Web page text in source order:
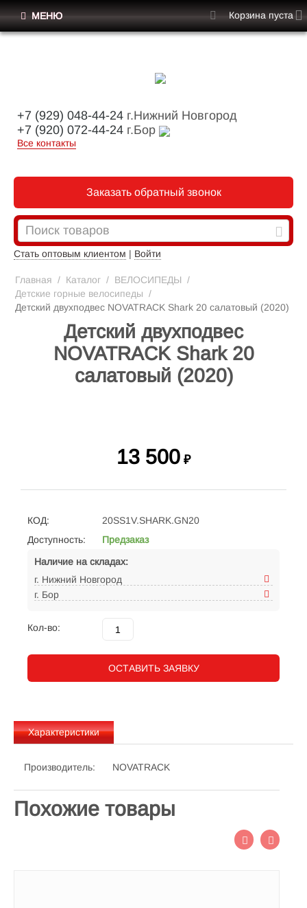
+7 (929) 048-44-24 г.Нижний Новгород
+7 (920) 072-44-24 г.Бор
Все контакты
Заказать обратный звонок
Стать оптовым клиентом | Войти
МЕНЮ Корзина пуста
Главная / Каталог / ВЕЛОСИПЕДЫ /
Детские горные велосипеды /
Детский двухподвес NOVATRACK Shark 20 салатовый (2020)
Детский двухподвес
NOVATRACK Shark 20
салатовый (2020)
13 500 ₽
КОД:
20SS1V.SHARK.GN20
Доступность:
Предзаказ
Наличие на складах:
г. Нижний Новгород
г. Бор
Кол-во:
ОСТАВИТЬ ЗАЯВКУ
Характеристики
Производитель: NOVATRACK
Похожие товары